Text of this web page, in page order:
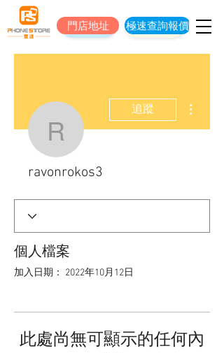
立即預約維修
門店地址
門店地址 極速查詢報價
ravonrokos3
追蹤
ravonrokos3
個人檔案
加入日期： 2022年10月12日
此處尚無可顯示的任何內